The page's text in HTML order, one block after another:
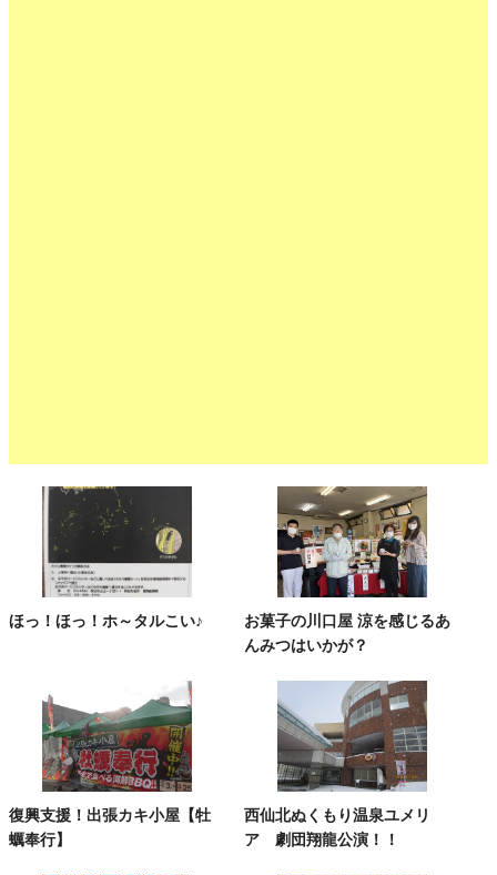
ほっ！ほっ！ホ～タルこい♪
お菓子の川口屋 涼を感じるあ
んみつはいかが？
復興支援！出張カキ小屋【牡
蠣奉行】
西仙北ぬくもり温泉ユメリ
ア 劇団翔龍公演！！